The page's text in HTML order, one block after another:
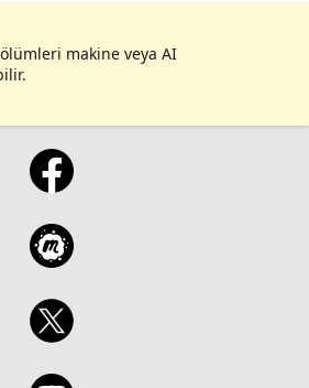
makine veya AI